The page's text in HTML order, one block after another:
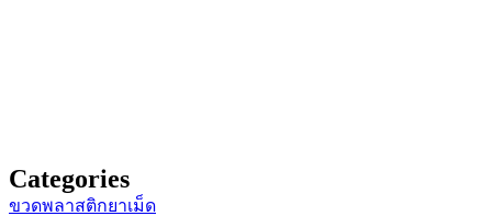
Categories
ขวดพลาสติกยาเม็ด